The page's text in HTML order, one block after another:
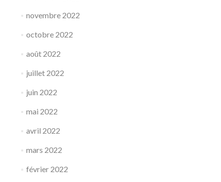
novembre 2022
octobre 2022
août 2022
juillet 2022
juin 2022
mai 2022
avril 2022
mars 2022
février 2022